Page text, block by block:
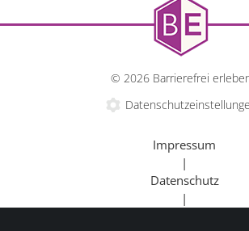
© 2026 Barrierefrei
Impressum
|
Datenschutz
|